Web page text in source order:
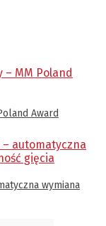
BEST of Industry – MM Poland Award
wymiana